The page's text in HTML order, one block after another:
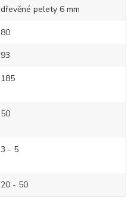
dřevěné pelety 6 mm
80
93
185
50
3 - 5
20 - 50